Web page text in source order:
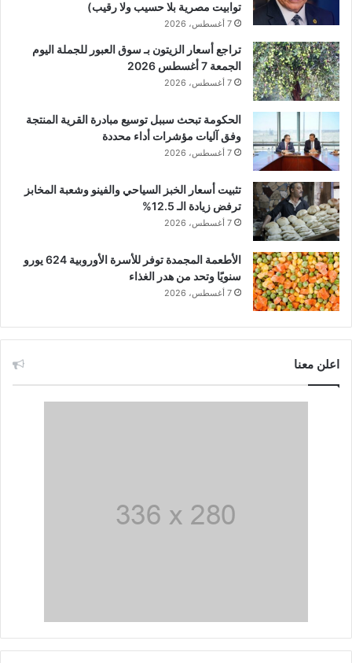
توابيت مصرية بلا حسيب ولا رقيب)
7 أغسطس، 2026
تراجع أسعار الزيتون بـ سوق العبور للجملة اليوم
الجمعة 7 أغسطس 2026
7 أغسطس، 2026
الحكومة تبحث سببل توسيع مبادرة القرية المنتجة
وفق آليات مؤشرات أداء محددة
7 أغسطس، 2026
تثبيت أسعار الخبز السياحي والفينو وشعبة المخابز
ترفض زيادة الـ 12.5%
7 أغسطس، 2026
الأطعمة المجمدة توفر للأسرة الأوروبية 624 يورو
سنويًا وتحد من هدر الغذاء
7 أغسطس، 2026
اعلن معنا